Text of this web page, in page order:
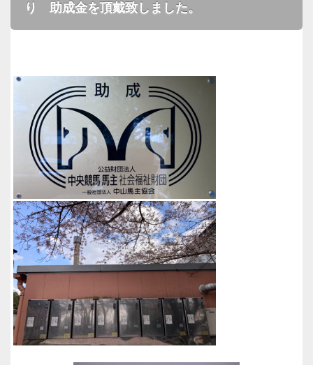
り 助成金を頂戴致しました。